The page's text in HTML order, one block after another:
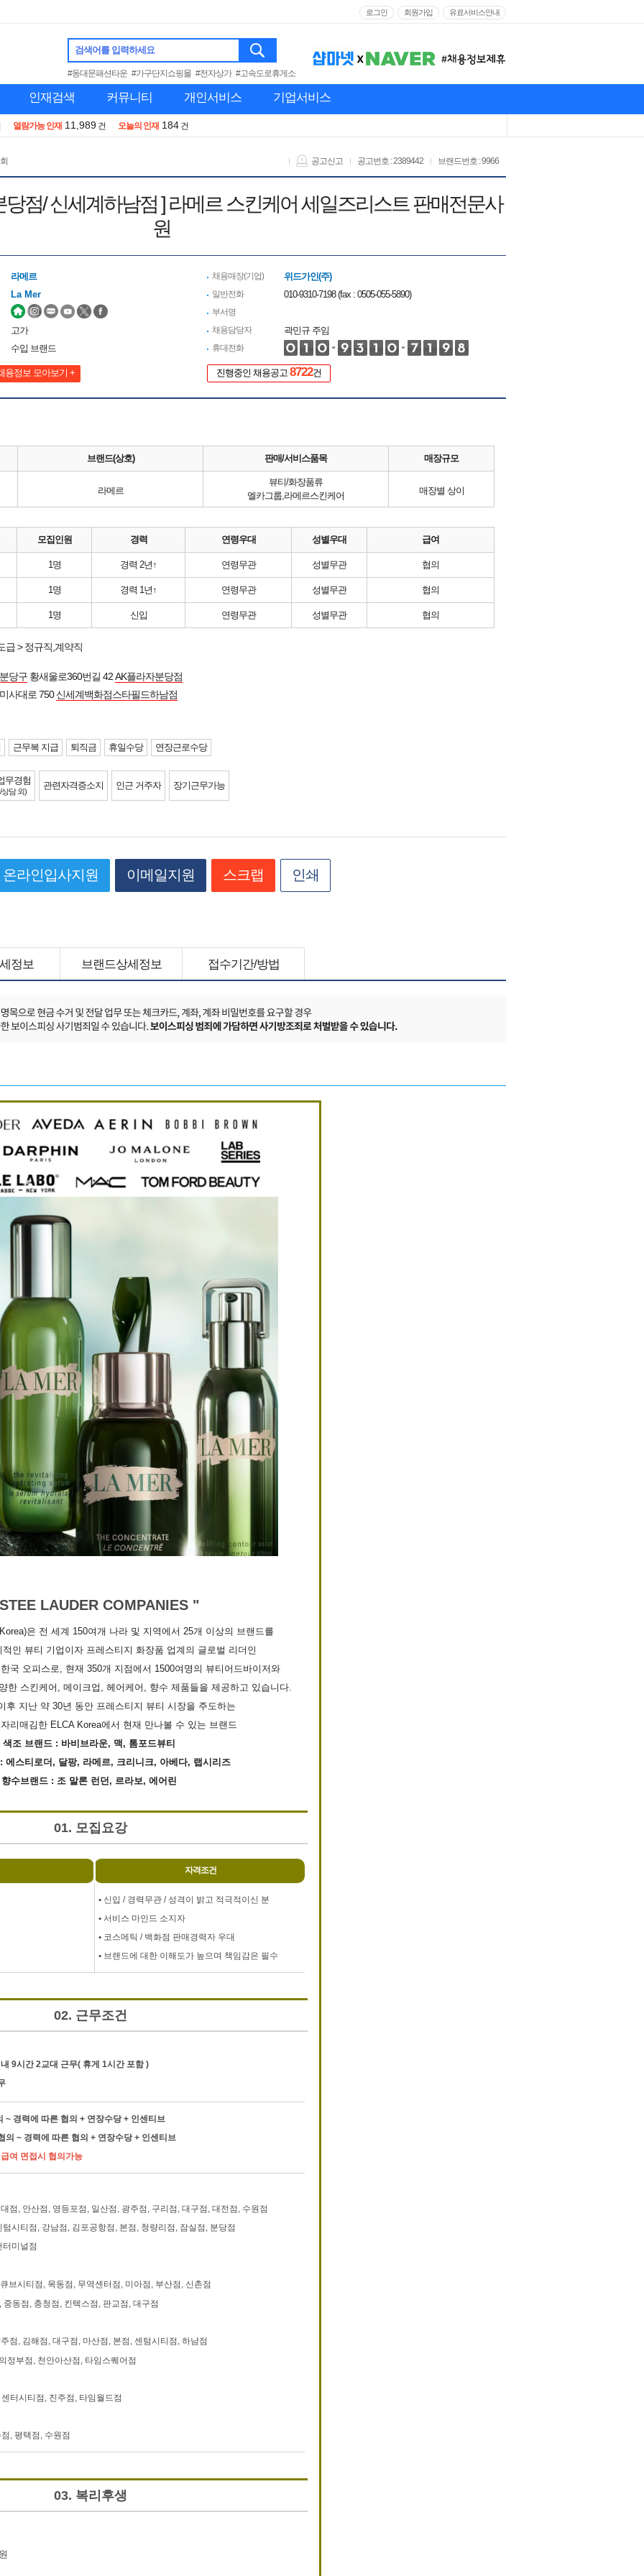
로그인 회원가입 유료서비스안내
검색어를 입력하세요
#동대문패션타운 #가구단지쇼핑몰 #전자상가 #고속도로휴게소
인재검색 커뮤니티 개인서비스 기업서비스
열람가능 인재 11,989 건 오늘의 인재 184 건
브랜드번호 : 9966
공고번호 : 2389442
공고신고
당점/ 신세계하남점 ] 라메르 스킨케어 세일즈리스트 판매전문사
원
라메르
La Mer
고가
수입 브랜드
용정보 모아보기 +
채용매장(기업) 위드가인(주)
일반전화 010-9310-7198 (fax : 0505-055-5890)
부서명
채용담당자
곽민규 주임
휴대전화
진행중인 채용공고 8722건
브랜드(상호) 판매/서비스품목 매장규모
라메르
뷰티/화장품류
엘카그룹,라메르스킨케어
매장별 상이
모집인원 경력 연령우대 성별우대 급여
1명 경력 2년↑ 연령무관 성별무관 협의
1명 경력 1년↑ 연령무관 성별무관 협의
1명 신입 연령무관 성별무관 협의
급 > 정규직,계약직
당구 황새울로360번길 42AK플라자분당점
사대로 750신세계백화점스타필드하남점
근무복 지급 퇴직금 휴일수당 연장근로수당
무경험
상담 외)
관련자격증소지 인근 거주자 장기근무가능
온라인입사지원 이메일지원 스크랩 인쇄
정보 브랜드상세정보 접수기간/방법
LAUDER COMPANIES "
은 전 세계 150여개 나라 및 지역에서 25개 이상의 브랜드를
인 뷰티 기업이자 프레스티지 화장품 업계의 글로벌 리더인
국 오피스로, 현재 350개 지점에서 1500여명의 뷰티어드바이저와
한 스킨케어, 메이크업, 헤어케어, 향수 제품들을 제공하고 있습니다.
후 지난 약 30년 동안 프레스티지 뷰티 시장을 주도하는
리매김한 ELCA Korea에서 현재 만나볼 수 있는 브랜드
색조 브랜드 : 바비브라운, 맥, 톰포드뷰티
에스티로더, 달팡, 라메르, 크리니크, 아베다, 랩시리즈
향수브랜드 : 조 말론 런던, 르라보, 에어린
01. 모집요강
자격조건
• 신입 / 경력무관 / 성격이 밝고 적극적이신 분
• 서비스 마인드 소지자
• 코스메틱 / 백화점 판매경력자 우대
• 브랜드에 대한 이해도가 높으며 책임감은 필수
02. 근무조건
9시간 2교대 근무( 휴게 1시간 포함 )
~ 경력에 따른 협의 + 연장수당 + 인센티브
의 ~ 경력에 따른 협의 + 연장수당 + 인센티브
여 면접시 협의가능
점, 안산점, 영등포점, 일산점, 광주점, 구리점, 대구점, 대전점, 수원점
시티점, 강남점, 김포공항점, 본점, 청량리점, 잠실점, 분당점
터미널점
브시티점, 목동점, 무역센터점, 미아점, 부산점, 신촌점
동점, 충청점, 킨텍스점, 판교점, 대구점
점, 김해점, 대구점, 마산점, 본점, 센텀시티점, 하남점
정부점, 천안아산점, 타임스퀘어점
터시티점, 진주점, 타임월드점
, 평택점, 수원점
03. 복리후생